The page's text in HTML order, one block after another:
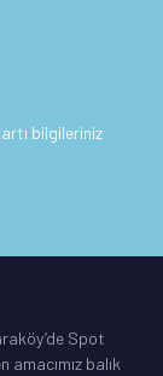
bilgileriniz
Spot
amacımız balık